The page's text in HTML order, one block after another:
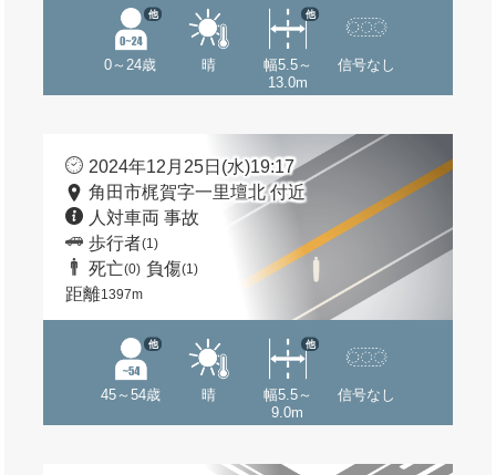
0～24歳
他
晴
幅5.5～
13.0m
他
信号なし
2024年12月25日(水)19:17
角田市梶賀字一里壇北 付近
人対車両 事故
歩行者(1)
死亡(0) 負傷(1)
距離1397m
45～54歳
他
晴
幅5.5～
9.0m
他
信号なし